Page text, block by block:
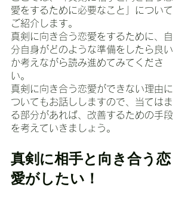
愛をするために必要なこと」について
ご紹介します。
真剣に向き合う恋愛をするために、自
分自身がどのような準備をしたら良い
か考えながら読み進めてみてくださ
い。
真剣に向き合う恋愛ができない理由に
ついてもお話ししますので、当てはま
る部分があれば、改善するための手段
を考えていきましょう。
真剣に相手と向き合う恋
愛がしたい！